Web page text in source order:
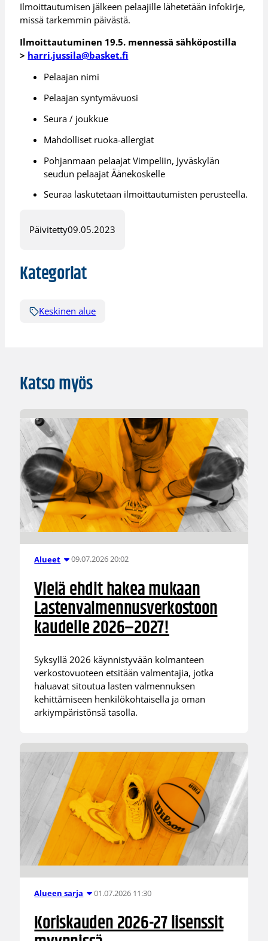
Ilmoittautumisen jälkeen pelaajille lähetetään infokirje,
missä tarkemmin päivästä.
Ilmoittautuminen 19.5. mennessä sähköpostilla
> harri.jussila@basket.fi
Pelaajan nimi
Pelaajan syntymävuosi
Seura / joukkue
Mahdolliset ruoka-allergiat
Pohjanmaan pelaajat Vimpeliin, Jyväskylän
seudun pelaajat Äänekoskelle
Seuraa laskutetaan ilmoittautumisten perusteella.
Päivitetty09.05.2023
Kategoriat
Keskinen alue
Katso myös
Alueet 09.07.2026 20:02
Vielä ehdit hakea mukaan
Lastenvalmennusverkostoon
kaudelle 2026–2027!
Syksyllä 2026 käynnistyvään kolmanteen
verkostovuoteen etsitään valmentajia, jotka
haluavat sitoutua lasten valmennuksen
kehittämiseen henkilökohtaisella ja oman
arkiympäristönsä tasolla.
Alueen sarja 01.07.2026 11:30
Koriskauden 2026-27 lisenssit